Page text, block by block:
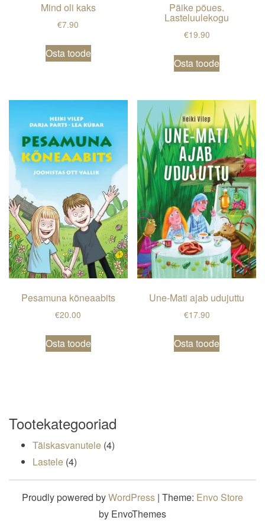
Mind oli kaks
€7.90
Osta toode
Päike põues.
Lasteluulekogu
€19.90
Osta toode
Pesamuna kõneaabits
€20.00
Osta toode
Une-Mati ajab udujuttu
€17.90
Osta toode
Tootekategooriad
Täiskasvanutele 44 toodet
Lastele 44 toodet
Proudly powered byWordPress | Theme: Envo Store
by EnvoThemes